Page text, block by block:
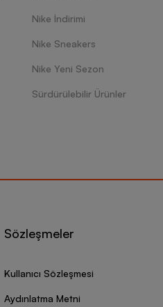
Nike İndirimi
Nike Sneakers
Nike Yeni Sezon
Sürdürülebilir Ürünler
Sözleşmeler
Kullanıcı Sözleşmesi
Aydınlatma Metni